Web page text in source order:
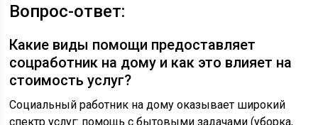
Вопрос-ответ:
Какие виды помощи предоставляет
соцработник на дому и как это влияет на
стоимость услуг?
Социальный работник на дому оказывает широкий
спектр услуг: помощь с бытовыми задачами (уборка,